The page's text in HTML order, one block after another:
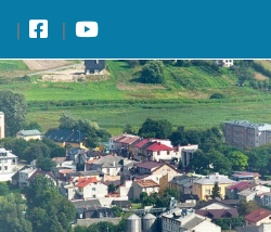
Przejdź do wyszukiwarki
Przejdź do treści głównej
Przejdź do stopki
Przejdź do menu górnego
Przejdź do mapy serwisu